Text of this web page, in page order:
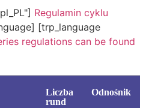
Regulamin cyklu
[trp_language
regulations can be found
Liczba
rund
Odnośnik